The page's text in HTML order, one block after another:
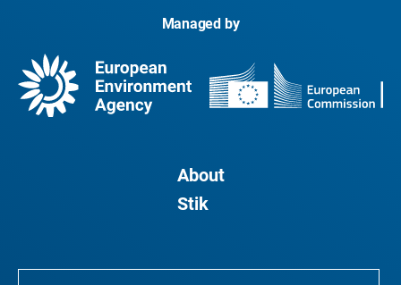
Managed by
About
Stik